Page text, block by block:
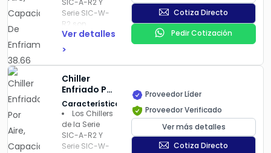
38.66 Tr /
136.00 Kw |
SIC-114A-
SIC-A-R2 Y
Serie SIC-W-
R2 son
aplicables
para el
demoldes
para reducir el
tiempo ciclo
del proceso
de moldeo por
inyección,
están
disponibles
Ver detalles
>
Cotiza Directo
Pedir Cotización
Chiller
Enfriado Por
Aire,
Capacidad
De
Enfriamiento
25.59 Tr /
Características
Los Chillers
de la Serie
SIC-A-R2 Y
Serie SIC-W-
Proveedor Líder
Proveedor Verificado
Ver más detalles
Cotiza Directo